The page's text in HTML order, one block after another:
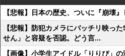
【悲報】日本の歴史、ついに『崩壊
【悲報】防犯カメラにバッチリ映っ
せん」と容疑を否認。どう言...
【画像】小学生アイドル「りりぴ」